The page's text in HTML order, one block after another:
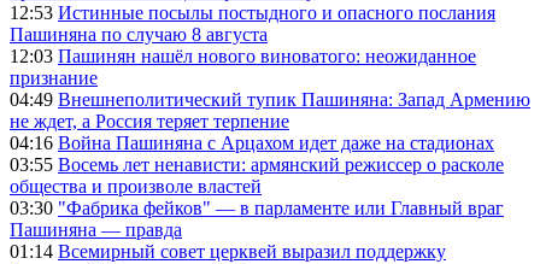
12:53 Истинные посылы постыдного и опасного послания
Пашиняна по случаю 8 августа
12:03 Пашинян нашёл нового виноватого: неожиданное
признание
04:49 Внешнеполитический тупик Пашиняна: Запад Армению
не ждет, а Россия теряет терпение
04:16 Война Пашиняна с Арцахом идет даже на стадионах
03:55 Восемь лет ненависти: армянский режиссер о расколе
общества и произволе властей
03:30 "Фабрика фейков" — в парламенте или Главный враг
Пашиняна — правда
01:14 Всемирный совет церквей выразил поддержку